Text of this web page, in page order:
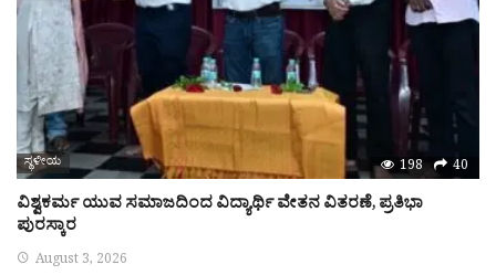
ಸ್ಥಳೀಯ 198 40
ವಿಶ್ವಕರ್ಮ ಯುವ ಸಮಾಜದಿಂದ ವಿದ್ಯಾರ್ಥಿ ವೇತನ ವಿತರಣೆ, ಪ್ರತಿಭಾ
ಪುರಸ್ಕಾರ
August 3, 2026